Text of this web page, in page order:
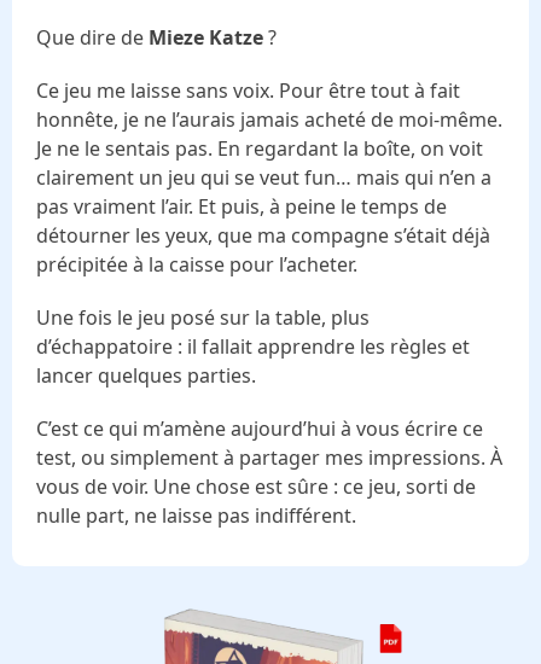
Que dire de Mieze Katze?
Ce jeu me laisse sans voix. Pour être tout à fait
honnête, je ne l’aurais jamais acheté de moi-même.
Je ne le sentais pas. En regardant la boîte, on voit
clairement un jeu qui se veut fun… mais qui n’en a
pas vraiment l’air. Et puis, à peine le temps de
détourner les yeux, que ma compagne s’était déjà
précipitée à la caisse pour l’acheter.
Une fois le jeu posé sur la table, plus
d’échappatoire : il fallait apprendre les règles et
lancer quelques parties.
C’est ce qui m’amène aujourd’hui à vous écrire ce
test, ou simplement à partager mes impressions. À
vous de voir. Une chose est sûre : ce jeu, sorti de
nulle part, ne laisse pas indifférent.